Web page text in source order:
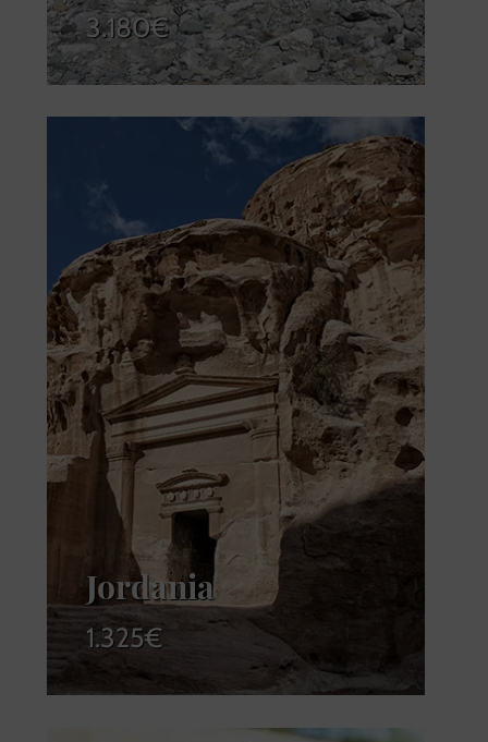
3.180€
Jordania
1.325€